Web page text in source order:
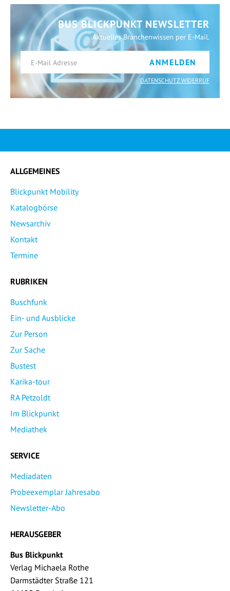
BUS BLICKPUNKT NEWSLETTER
Aktuelles Branchenwissen per E-Mail.
ANMELDEN
DATENSCHUTZ WIDERRUF
ALLGEMEINES
Blickpunkt Mobility
Katalogbörse
Newsarchiv
Kontakt
Termine
RUBRIKEN
Buschfunk
Ein- und Ausblicke
Zur Person
Zur Sache
Bustest
Karika-tour
RA Petzoldt
Im Blickpunkt
Mediathek
SERVICE
Mediadaten
Probeexemplar Jahresabo
Newsletter-Abo
HERAUSGEBER
Bus Blickpunkt
Verlag Michaela Rothe
Darmstädter Straße 121